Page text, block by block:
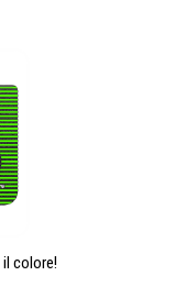
il colore!